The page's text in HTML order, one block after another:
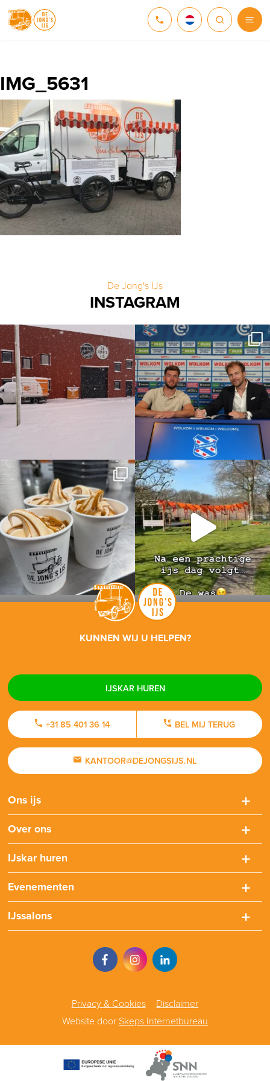
NEDERLANDS
ENGLISH
IMG_5631
De Jong's IJs
INSTAGRAM
KUNNEN WIJ U HELPEN?
IJSKAR HUREN
+31 85 401 36 14 BEL MIJ TERUG
KANTOOR@DEJONGSIJS.NL
Ons ijs
Over ons
IJskar huren
Evenementen
IJssalons
Privacy & Cookies
Disclaimer
Website door Skeps Internetbureau